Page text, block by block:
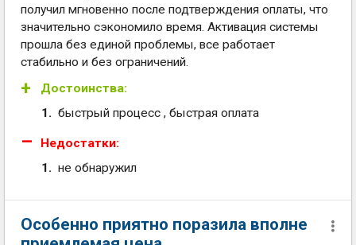
получил мгновенно после подтверждения оплаты, что
значительно сэкономило время. Активация системы
прошла без единой проблемы, все работает
стабильно и без ограничений.
Достоинства:
быстрый процесс , быстрая оплата
Недостатки:
не обнаружил
Особенно приятно поразила вполне